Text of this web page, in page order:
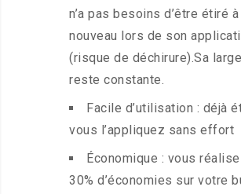
n’a pas besoins d’être étiré à
nouveau lors de son
(risque de déchirure).Sa
reste constante.
Facile d’utilisation : déjà
vous l’appliquez sans effort
Économique : vous
30% d’économies sur votre